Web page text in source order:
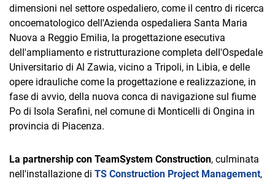
dimensioni nel settore ospedaliero, come il centro di ricerca
oncoematologico dell'Azienda ospedaliera Santa Maria
Nuova a Reggio Emilia, la progettazione esecutiva
dell'ampliamento e ristrutturazione completa dell'Ospedale
Universitario di Al Zawia, vicino a Tripoli, in Libia, e delle
opere idrauliche come la progettazione e realizzazione, in
fase di avvio, della nuova conca di navigazione sul fiume
Po di Isola Serafini, nel comune di Monticelli di Ongina in
provincia di Piacenza.
La partnership con TeamSystem Construction, culminata
nell'installazione di TS Construction Project Management,